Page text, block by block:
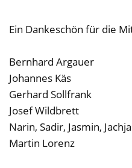
Ein Dankeschön für die
Bernhard Argauer
Johannes Käs
Gerhard Sollfrank
Josef Wildbrett
Narin, Sadir, Jasmin,
Martin Lorenz